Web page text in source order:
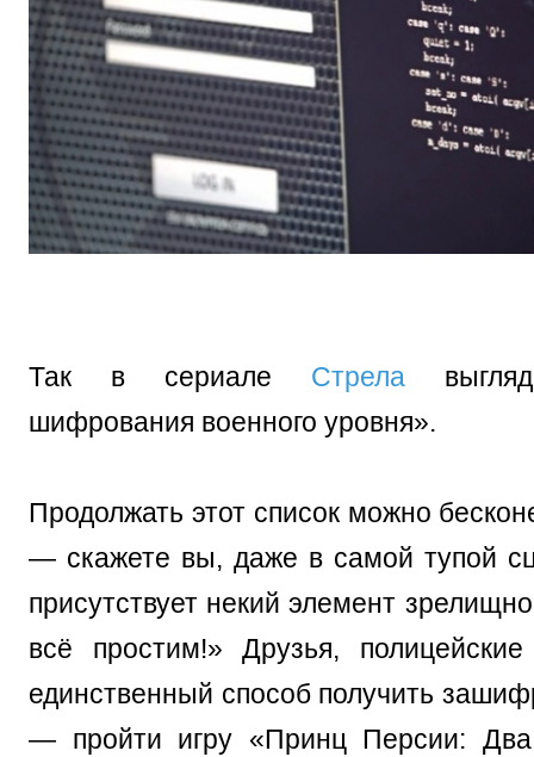
Так в сериале Стрела
шифрования военного уровня».
Продолжать этот список можно
— скажете вы, даже в самой тупой
присутствует некий элемент
всё простим!» Друзья,
единственный способ получить
— пройти игру «Принц Персии: